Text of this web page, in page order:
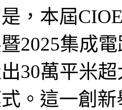
，本屆
2025集成
30萬平米
。這一創